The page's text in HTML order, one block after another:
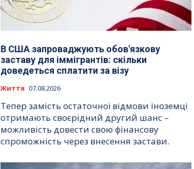
В США запроваджують обов'язкову
заставу для іммігрантів: скільки
доведеться сплатити за візу
Життя 07.08.2026
Тепер замість остаточної відмови іноземці
отримають своєрідний другий шанс –
можливість довести свою фінансову
спроможність через внесення застави.